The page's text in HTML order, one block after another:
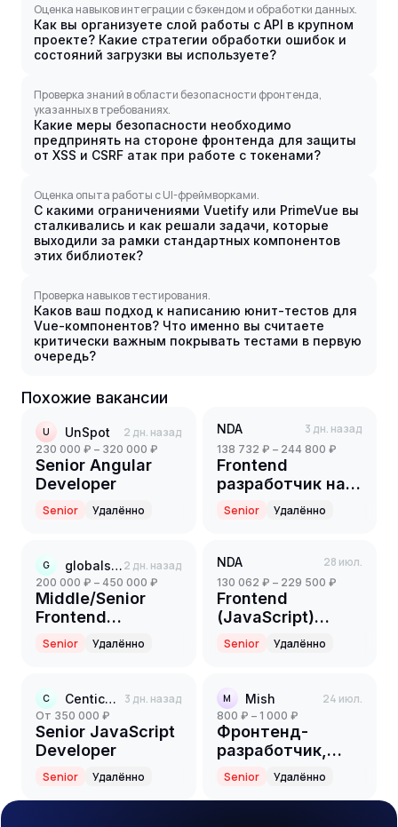
Оценка навыков интеграции с бэкендом и обработки данных.
Как вы организуете слой работы с API в крупном
проекте? Какие стратегии обработки ошибок и
состояний загрузки вы используете?
Проверка знаний в области безопасности фронтенда,
указанных в требованиях.
Какие меры безопасности необходимо
предпринять на стороне фронтенда для защиты
от XSS и CSRF атак при работе с токенами?
Оценка опыта работы с UI-фреймворками.
С какими ограничениями Vuetify или PrimeVue вы
сталкивались и как решали задачи, которые
выходили за рамки стандартных компонентов
этих библиотек?
Проверка навыков тестирования.
Каков ваш подход к написанию юнит-тестов для
Vue-компонентов? Что именно вы считаете
критически важным покрывать тестами в первую
очередь?
Похожие вакансии
U UnSpot 2 дн. назад
230 000 ₽ – 320 000 ₽
Senior Angular
Developer
Senior Удалённо
NDA 3 дн. назад
138 732 ₽ – 244 800 ₽
Frontend
разработчик на
партнерский
проект(финтех)
Senior Удалённо
G globalstaff2 дн. назад
200 000 ₽ – 450 000 ₽
Middle/Senior
Frontend
Developer
Senior Удалённо
NDA 28 июл.
130 062 ₽ – 229 500 ₽
Frontend
(JavaScript)
разработчик
Senior Удалённо
C Centicore 3 дн. назад
от 350 000 ₽
Senior JavaScript
Developer
Senior Удалённо
M Mish 24 июл.
800 ₽ – 1 000 ₽
Фронтенд-
разработчик,
React / Micro
Frontends
(Senior)
Senior Удалённо